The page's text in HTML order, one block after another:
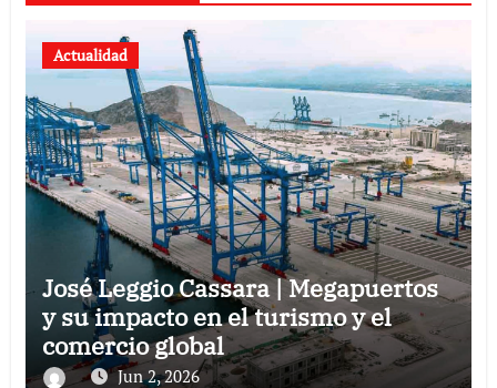
Actualidad
José Leggio Cassara | Megapuertos
y su impacto en el turismo y el
comercio global
Jun 2, 2026